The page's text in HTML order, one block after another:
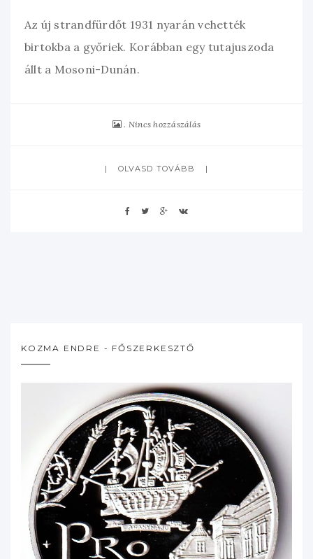
Az új strandfürdőt 1931 nyarán vehették
birtokba a győriek. Korábban egy tutajuszoda
állt a Mosoni-Dunán.
Nincs hozzászálás
OLVASD TOVÁBB
KOZMA ENDRE - FŐSZERKESZTŐ